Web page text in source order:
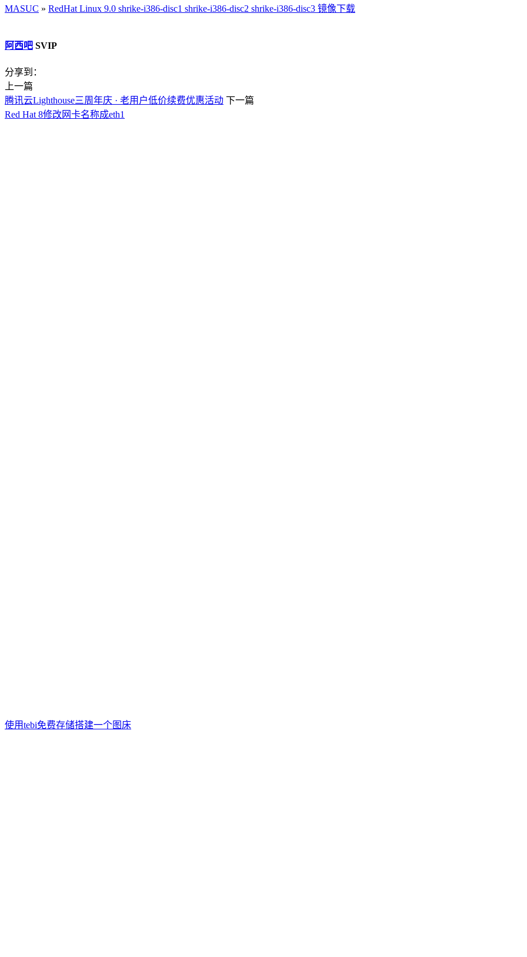
MASUC » RedHat Linux 9.0 shrike-i386-disc1 shrike-i386-disc2 shrike-i386-disc3 镜像下载
阿西吧 SVIP
分享到：
上一篇
腾讯云Lighthouse三周年庆 · 老用户低价续费优惠活动 下一篇
Red Hat 8修改网卡名称成eth1
使用tebi免费存储搭建一个图床